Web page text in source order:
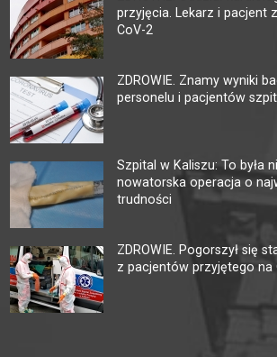
przyjęcia. Lekarz i pacjent
CoV-2
ZDROWIE. Znamy wyniki
personelu i pacjentów
Szpital w Kaliszu: To była
nowatorska operacja o
trudności
ZDROWIE. Pogorszył się
z pacjentów przyjętego na